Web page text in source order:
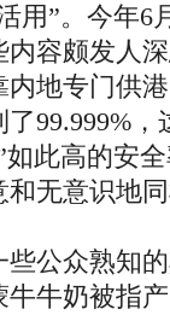
用”。今年6
容颇发人
地专门供
99.999%
此高的安
无意识地
公众熟知的
牛奶被指